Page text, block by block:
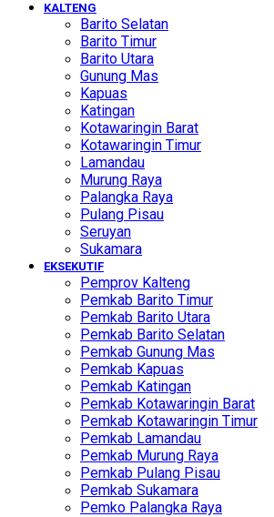
KALTENG
Barito Selatan
Barito Timur
Barito Utara
Gunung Mas
Kapuas
Katingan
Kotawaringin Barat
Kotawaringin Timur
Lamandau
Murung Raya
Palangka Raya
Pulang Pisau
Seruyan
Sukamara
EKSEKUTIF
Pemprov Kalteng
Pemkab Barito Timur
Pemkab Barito Utara
Pemkab Barito Selatan
Pemkab Gunung Mas
Pemkab Kapuas
Pemkab Katingan
Pemkab Kotawaringin Barat
Pemkab Kotawaringin Timur
Pemkab Lamandau
Pemkab Murung Raya
Pemkab Pulang Pisau
Pemkab Sukamara
Pemko Palangka Raya